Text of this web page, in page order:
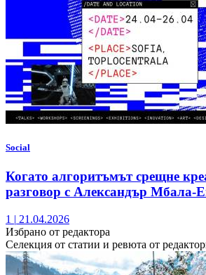
Social
Когато алгоритъмът срещне
разговор с Александър Мбала-
1 | 21.04.2026
Избрано от редактора
Селекция от статии и ревюта от